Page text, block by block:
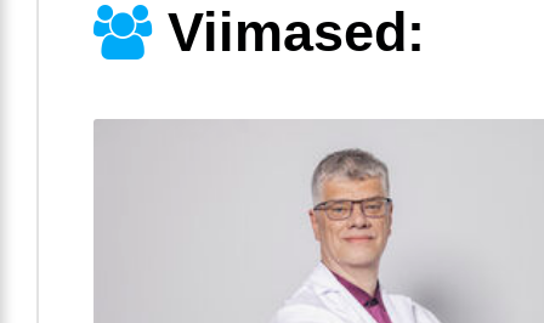
Viimased: